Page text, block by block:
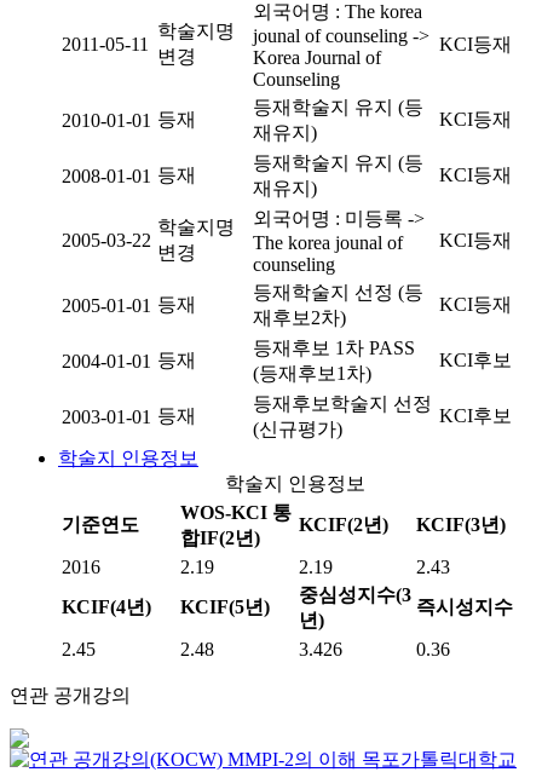
2011-05-11
학술지명
변경
외국어명 : The korea
jounal of counseling ->
Korea Journal of
Counseling
KCI등재
2010-01-01 등재
등재학술지 유지 (등
재유지)
KCI등재
2008-01-01 등재
등재학술지 유지 (등
재유지)
KCI등재
2005-03-22
학술지명
변경
외국어명 : 미등록 ->
The korea jounal of
counseling
KCI등재
2005-01-01 등재
등재학술지 선정 (등
재후보2차)
KCI등재
2004-01-01 등재
등재후보 1차 PASS
(등재후보1차)
KCI후보
2003-01-01 등재
등재후보학술지 선정
(신규평가)
KCI후보
학술지 인용정보
학술지 인용정보
기준연도
WOS-KCI 통
합IF(2년)
KCIF(2년) KCIF(3년)
2016 2.19 2.19
2.43
KCIF(4년)
KCIF(5년)
중심성지수(3
년)
즉시성지수
2.45 2.48 3.426 0.36
연관 공개강의
MMPI-2의 이해 목포가톨릭대학교